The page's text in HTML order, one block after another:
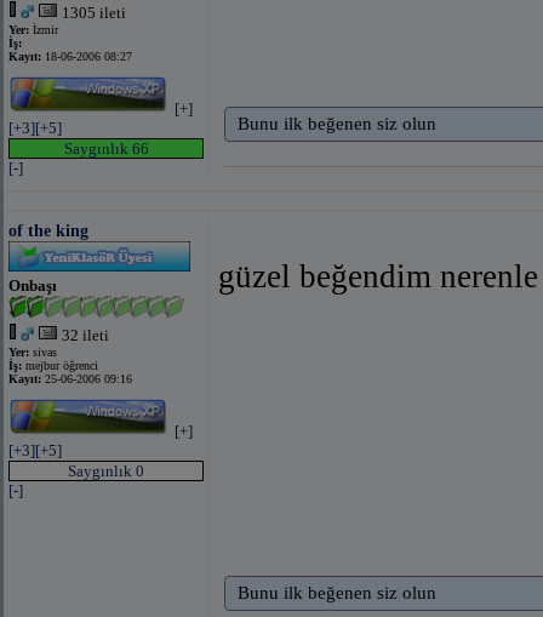
1305 ileti
Yer: İzmir
İş:
Kayıt: 18-06-2006 08:27
[+]
[+3][+5]
Saygınlık 66
[-]
Bunu ilk beğenen siz olun
of the king
Onbaşı
32 ileti
Yer: sivas
İş: mejbur öğrenci
Kayıt: 25-06-2006 09:16
[+]
[+3][+5]
Saygınlık 0
[-]
güzel beğendim nerenle
Bunu ilk beğenen siz olun